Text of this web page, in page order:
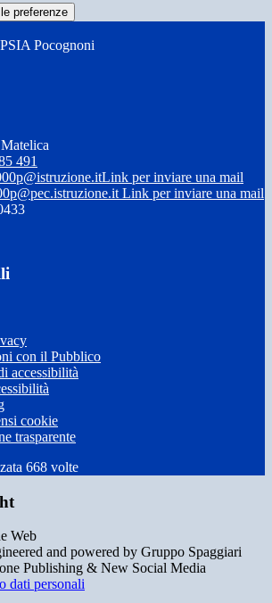
preferenze
Pocognoni
491
Link per inviare una mail
Link per inviare una mail
con il Pubblico
accessibilità
cookie
trasparente
668 volte
and powered by Gruppo Spaggiari
Publishing & New Social Media
dati personali